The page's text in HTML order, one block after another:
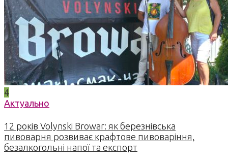
4
Актуально
12 років Volynski Browar: як березнівська
пивоварня розвиває крафтове пивоваріння,
безалкогольні напої та експорт